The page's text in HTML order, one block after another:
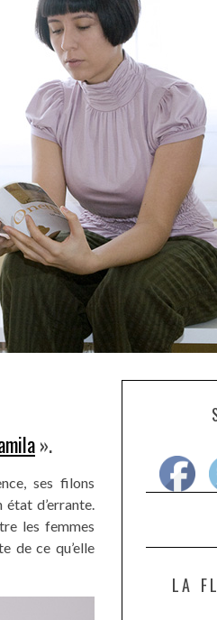
».
ses filons
d’errante.
les femmes
de ce qu’elle
LA